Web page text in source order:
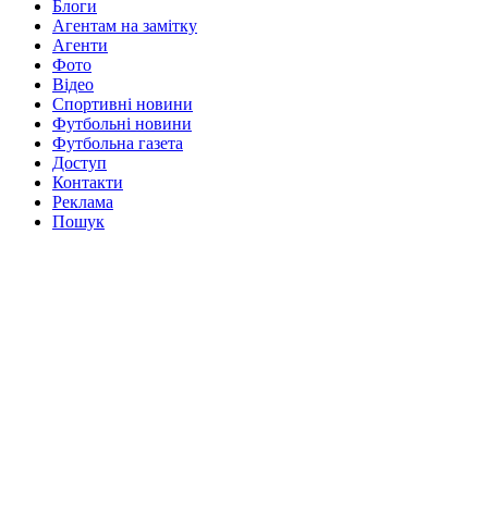
Блоги
Агентам на замітку
Агенти
Фото
Відео
Спортивні новини
Футбольні новини
Футбольна газета
Доступ
Контакти
Реклама
Пошук